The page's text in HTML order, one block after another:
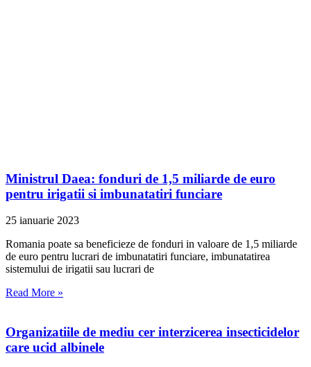
Ministrul Daea: fonduri de 1,5 miliarde de euro
pentru irigatii si imbunatatiri funciare
25 ianuarie 2023
Romania poate sa beneficieze de fonduri in valoare de 1,5 miliarde
de euro pentru lucrari de imbunatatiri funciare, imbunatatirea
sistemului de irigatii sau lucrari de
Read More »
Organizatiile de mediu cer interzicerea insecticidelor
care ucid albinele